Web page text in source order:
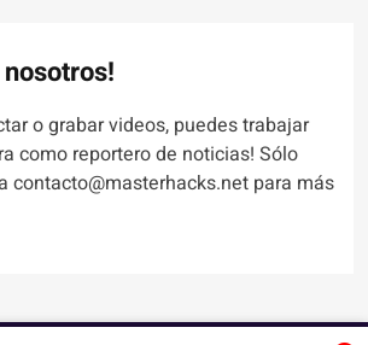
o grabar videos, puedes trabajar
como reportero de noticias! Sólo
contacto@masterhacks.net para más